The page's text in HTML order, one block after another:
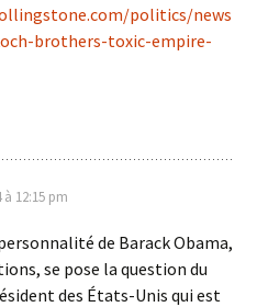
politics/news
brothers-toxic-empire-
12:15 pm
de Barack Obama,
se pose la question du
des États-Unis qui est